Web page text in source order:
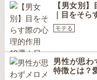
【男女別
｜目をそ
モテる
男性が思わ
特徴とは？